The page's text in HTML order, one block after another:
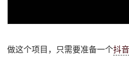
做这个项目，只需要准备一个抖音